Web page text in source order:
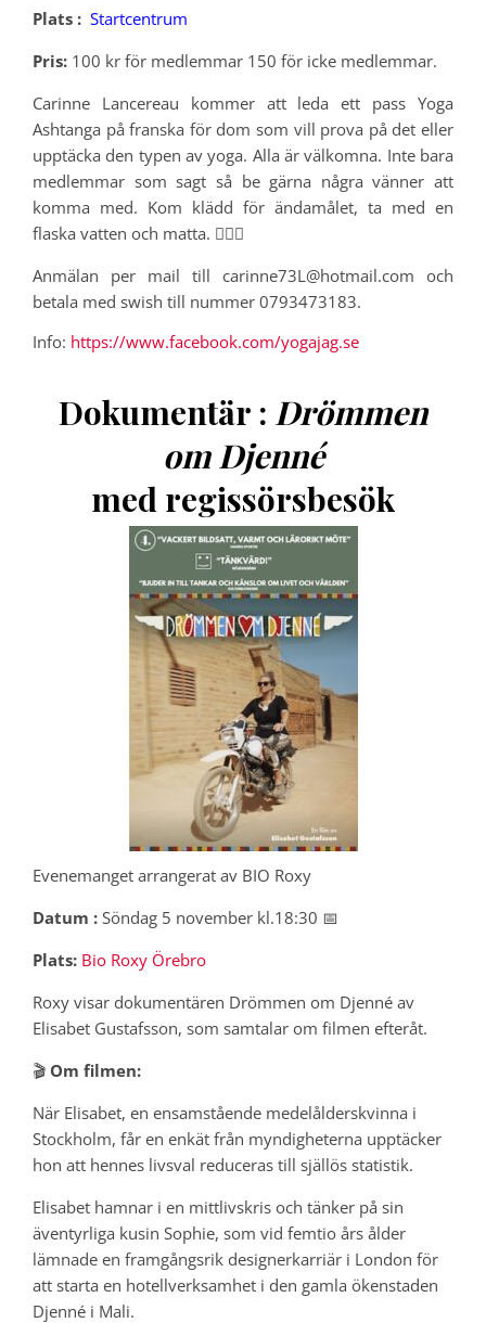
Plats : Startcentrum
Pris: 100 kr för medlemmar 150 för icke medlemmar.
Carinne Lancereau kommer att leda ett pass Yoga
Ashtanga på franska för dom som vill prova på det eller
upptäcka den typen av yoga. Alla är välkomna. Inte bara
medlemmar som sagt så be gärna några vänner att
komma med. Kom klädd för ändamålet, ta med en
flaska vatten och matta. 🧘🏽‍♀️
Anmälan per mail till carinne73L@hotmail.com och
betala med swish till nummer 0793473183.
Info: https://www.facebook.com/yogajag.se
Dokumentär : Drömmen
om Djenné
med regissörsbesök
Evenemanget arrangerat av BIO Roxy
Datum : Söndag 5 november kl.18:30 📅
Plats: Bio Roxy Örebro
Roxy visar dokumentären Drömmen om Djenné av
Elisabet Gustafsson, som samtalar om filmen efteråt.
🎬 Om filmen:
När Elisabet, en ensamstående medelålderskvinna i
Stockholm, får en enkät från myndigheterna upptäcker
hon att hennes livsval reduceras till själlös statistik.
Elisabet hamnar i en mittlivskris och tänker på sin
äventyrliga kusin Sophie, som vid femtio års ålder
lämnade en framgångsrik designerkarriär i London för
att starta en hotellverksamhet i den gamla ökenstaden
Djenné i Mali.